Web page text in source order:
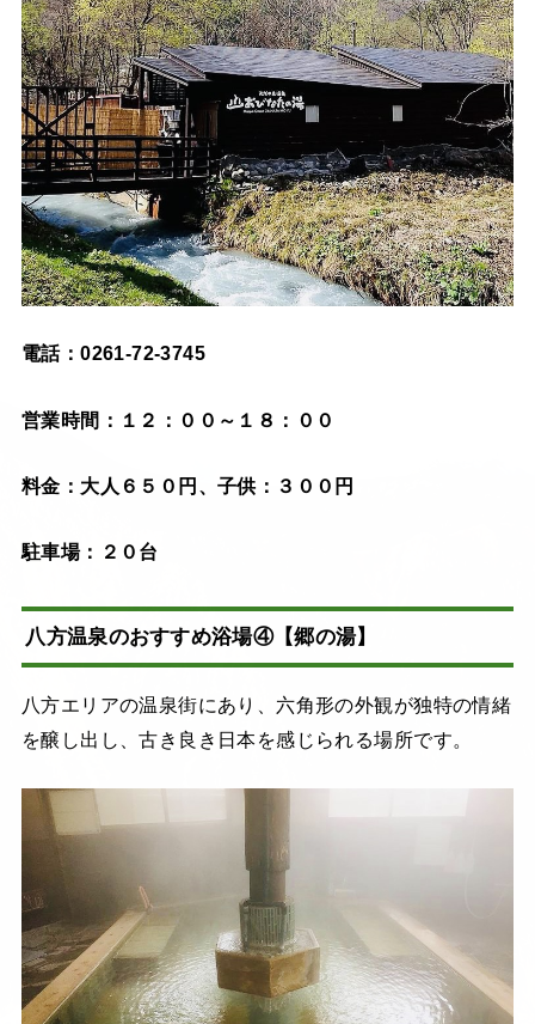
電話：0261-72-3745
営業時間：１２：００～１８：００
料金：大人６５０円、子供：３００円
駐車場：２０台
八方温泉のおすすめ浴場④【郷の湯】
八方エリアの温泉街にあり、六角形の外観が独特の情緒
を醸し出し、古き良き日本を感じられる場所です。